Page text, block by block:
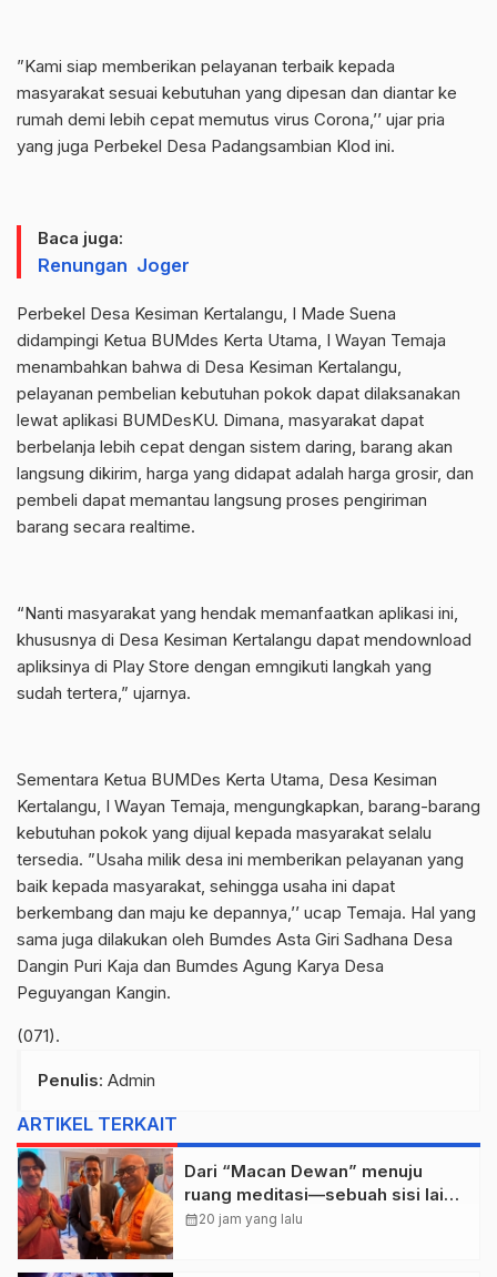
”Kami siap memberikan pelayanan terbaik kepada
masyarakat sesuai kebutuhan yang dipesan dan diantar ke
rumah demi lebih cepat memutus virus Corona,’’ ujar pria
yang juga Perbekel Desa Padangsambian Klod ini.
Baca juga:
Renungan Joger
Perbekel Desa Kesiman Kertalangu, I Made Suena
didampingi Ketua BUMdes Kerta Utama, I Wayan Temaja
menambahkan bahwa di Desa Kesiman Kertalangu,
pelayanan pembelian kebutuhan pokok dapat dilaksanakan
lewat aplikasi BUMDesKU. Dimana, masyarakat dapat
berbelanja lebih cepat dengan sistem daring, barang akan
langsung dikirim, harga yang didapat adalah harga grosir, dan
pembeli dapat memantau langsung proses pengiriman
barang secara realtime.
“Nanti masyarakat yang hendak memanfaatkan aplikasi ini,
khususnya di Desa Kesiman Kertalangu dapat mendownload
apliksinya di Play Store dengan emngikuti langkah yang
sudah tertera,” ujarnya.
Sementara Ketua BUMDes Kerta Utama, Desa Kesiman
Kertalangu, I Wayan Temaja, mengungkapkan, barang-barang
kebutuhan pokok yang dijual kepada masyarakat selalu
tersedia. ”Usaha milik desa ini memberikan pelayanan yang
baik kepada masyarakat, sehingga usaha ini dapat
berkembang dan maju ke depannya,’’ ucap Temaja. Hal yang
sama juga dilakukan oleh Bumdes Asta Giri Sadhana Desa
Dangin Puri Kaja dan Bumdes Agung Karya Desa
Peguyangan Kangin.
(071).
Penulis: Admin
ARTIKEL TERKAIT
Dari “Macan Dewan” menuju
ruang meditasi—sebuah sisi lain I
Dewa Nyoman Rai Bertemu Baba
calendar_month20 jam yang lalu